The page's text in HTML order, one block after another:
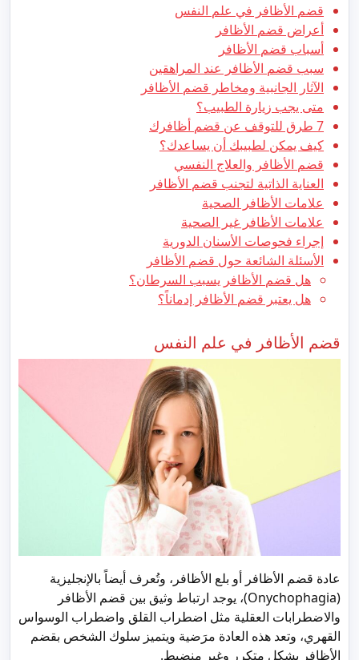
قضم الأظافر في علم النفس
أعراض قضم الأظافر
أسباب قضم الأظافر
سبب قضم الأظافر عند المراهقين
الآثار الجانبية ومخاطر قضم الأظافر
متى يجب زيارة الطبيب؟
7 طرق للتوقف عن قضم أظافرك
كيف يمكن لطبيبك أن يساعدك؟
قضم الأظافر والعلاج النفسي
العناية الذاتية لتجنب قضم الأظافر
علامات الأظافر الصحية
علامات الأظافر غير الصحية
إجراء فحوصات الأسنان الدورية
الأسئلة الشائعة حول قضم الأظافر
هل قضم الأظافر يسبب السرطان؟
هل يعتبر قضم الأظافر إدماناً؟
قضم الأظافر في علم النفس
عادة قضم الأظافر أو بلع الأظافر، وتُعرف أيضاً بالإنجليزية
(Onychophagia)، يوجد ارتباط وثيق بين قضم الأظافر
والاضطرابات العقلية مثل اضطراب القلق واضطراب الوسواس
القهري، وتعد هذه العادة مرَضية ويتميز سلوك الشخص بقضم
الأظافر بشكل متكرر وغير منضبط.